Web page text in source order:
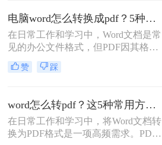
高效方法，涵盖办公软件自带功能、
专业转换工具、在线服务以及编程脚
本。每个方法都包含完整操作步骤、
实际需求选择最合适的方案。
电脑word怎么转换成pdf？5种详细方法全解析！
在日常工作和学习中，Word文档是常
见的办公文件格式，但PDF因其格式
固定、兼容性好、安全性高等特点，
成为跨平台共享和打印的首选。那么
为PDF的方法，帮助您根据需求选择
最合适的方案。
赞 踩
word怎么转pdf？这5种常用方法了解一下！
在日常工作和学习中，将Word文档转
换为PDF格式是一项高频需求。PDF